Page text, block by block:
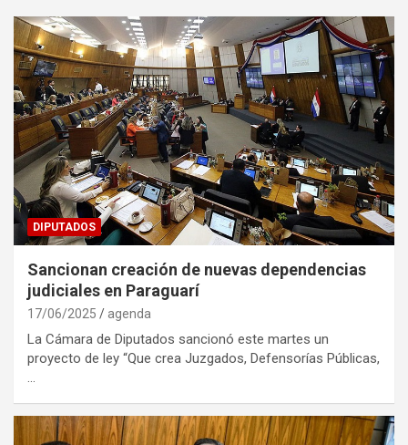
DIPUTADOS
Sancionan creación de nuevas dependencias
judiciales en Paraguarí
17/06/2025 agenda
La Cámara de Diputados sancionó este martes un
proyecto de ley “Que crea Juzgados, Defensorías Públicas,
…